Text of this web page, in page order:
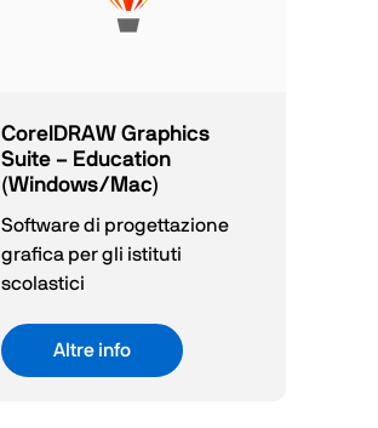
CorelDRAW Graphics
Suite – Education
(Windows/Mac)
Software di progettazione
grafica per gli istituti
scolastici
Altre info